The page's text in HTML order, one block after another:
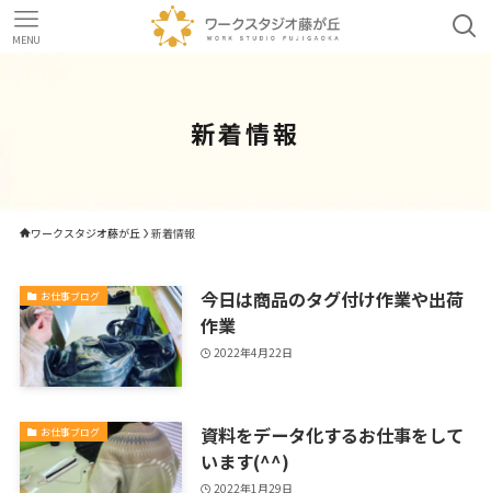
MENU
新着情報
ワークスタジオ藤が丘 新着情報
お仕事ブログ
今日は商品のタグ付け作業や出荷
作業
2022年4月22日
お仕事ブログ
資料をデータ化するお仕事をして
います(^^)
2022年1月29日